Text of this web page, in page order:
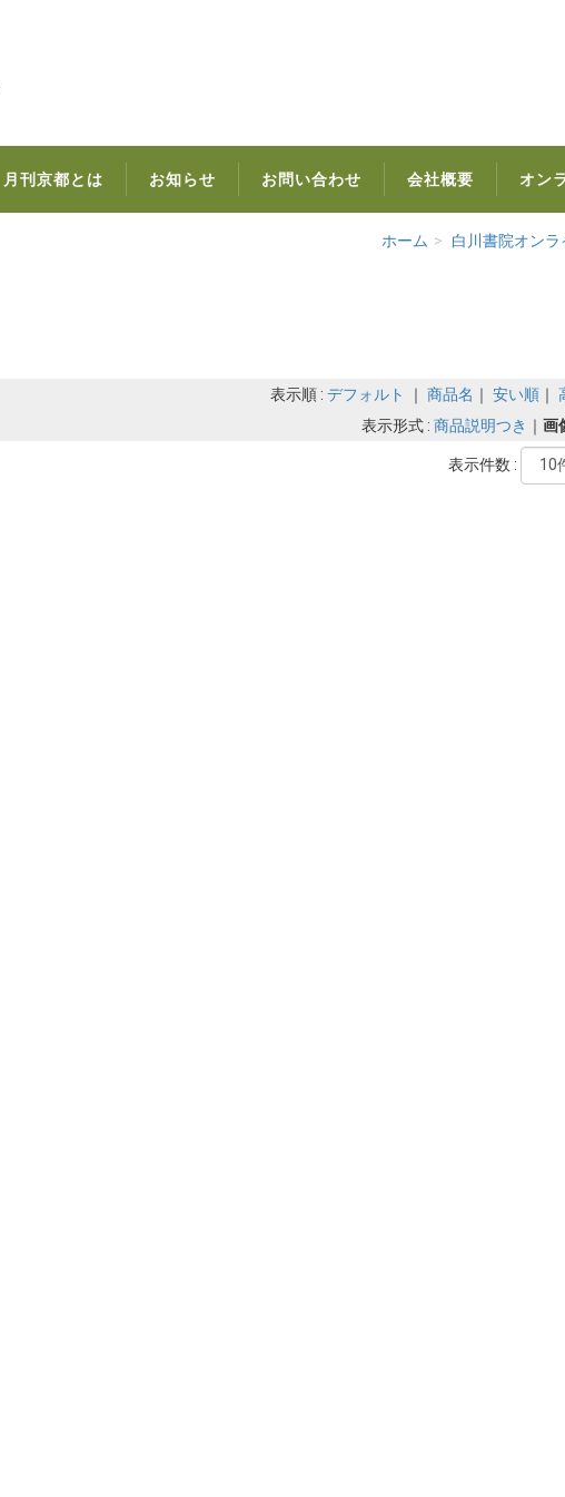
月刊京都とは お知らせ お問い合わせ 会社概要 オン
ホーム 白川書院オン
表示順 : デフォルト ｜ 商品名 ｜ 安い順｜
表示形式 : 商品説明つき ｜ 画
表示件数 :